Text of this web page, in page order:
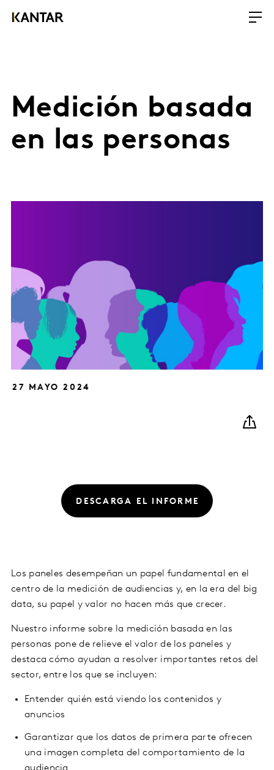
Medición basada
en las personas
27 MAYO 2024
DESCARGA EL INFORME
Los paneles desempeñan un papel fundamental en el
centro de la medición de audiencias y, en la era del big
data, su papel y valor no hacen más que crecer.
Nuestro informe sobre la medición basada en las
personas pone de relieve el valor de los paneles y
destaca cómo ayudan a resolver importantes retos del
sector, entre los que se incluyen:
Entender quién está viendo los contenidos y
anuncios
Garantizar que los datos de primera parte ofrecen
una imagen completa del comportamiento de la